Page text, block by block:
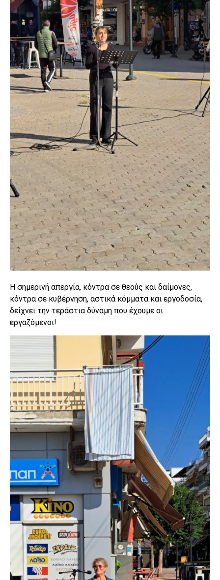
Η σημερινή απεργία, κόντρα σε θεούς και δαίμονες,
κόντρα σε κυβέρνηση, αστικά κόμματα και εργοδοσία,
δείχνει την τεράστια δύναμη που έχουμε οι
εργαζόμενοι!